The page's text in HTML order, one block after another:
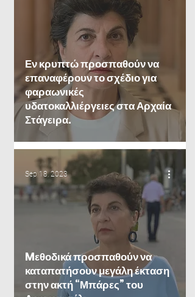
Εν κρυπτώ προσπαθούν να
επαναφέρουν το σχέδιο για
φαραωνικές
υδατοκαλλιέργειες στα Αρχαία
Στάγειρα.
Mεθοδικά προσπαθούν να
καταπατήσουν μεγάλη έκταση
στην ακτή “Μπάρες” του
Sep 18, 2023